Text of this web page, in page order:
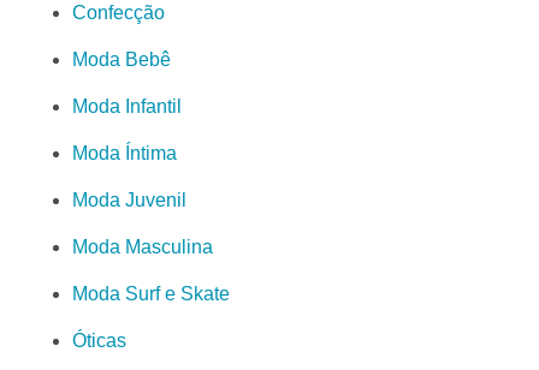
Confecção
Moda Bebê
Moda Infantil
Moda Íntima
Moda Juvenil
Moda Masculina
Moda Surf e Skate
Óticas